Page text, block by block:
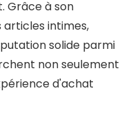
Grâce à son
articles intimes,
solide parmi
non seulement
d'achat